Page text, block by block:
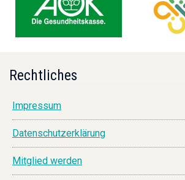
Rechtliches
Impressum
Datenschutzerklärung
Mitglied werden